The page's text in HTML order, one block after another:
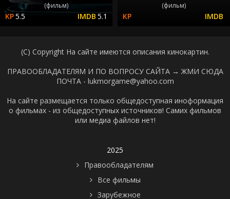
(фильм)
5.5 5.1
(фильм)
(C) Copyright На сайте имеются описания кинокартин.
ПРАВООБЛАДАТЕЛЯМ И ПО ВОПРОСУ САЙТА → ЖМИ СЮДА
ПОЧТА - lukmorgame@yahoo.com
На сайте размещается только общедоступная иноформация
о фильмах - из общедоступных источников! Самих фильмов
или медиа файлов нет!
2025
Правообладателям
Все фильмы
Зарубежное